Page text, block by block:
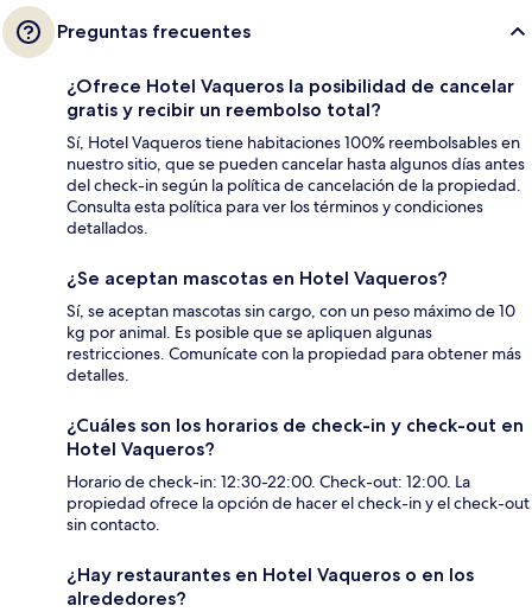
Preguntas frecuentes
¿Ofrece Hotel Vaqueros la posibilidad de cancelar
gratis y recibir un reembolso total?
Sí, Hotel Vaqueros tiene habitaciones 100% reembolsables en
nuestro sitio, que se pueden cancelar hasta algunos días antes
del check-in según la política de cancelación de la propiedad.
Consulta esta política para ver los términos y condiciones
detallados.
¿Se aceptan mascotas en Hotel Vaqueros?
Sí, se aceptan mascotas sin cargo, con un peso máximo de 10
kg por animal. Es posible que se apliquen algunas
restricciones. Comunícate con la propiedad para obtener más
detalles.
¿Cuáles son los horarios de check-in y check-out en
Hotel Vaqueros?
Horario de check-in: 12:30-22:00. Check-out: 12:00. La
propiedad ofrece la opción de hacer el check-in y el check-out
sin contacto.
¿Hay restaurantes en Hotel Vaqueros o en los
alrededores?